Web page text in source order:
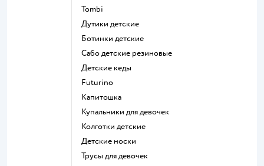
Tombi
Дутики детские
Ботинки детские
Сабо детские резиновые
Детские кеды
Futurino
Капитошка
Купальники для девочек
Колготки детские
Детские носки
Трусы для девочек